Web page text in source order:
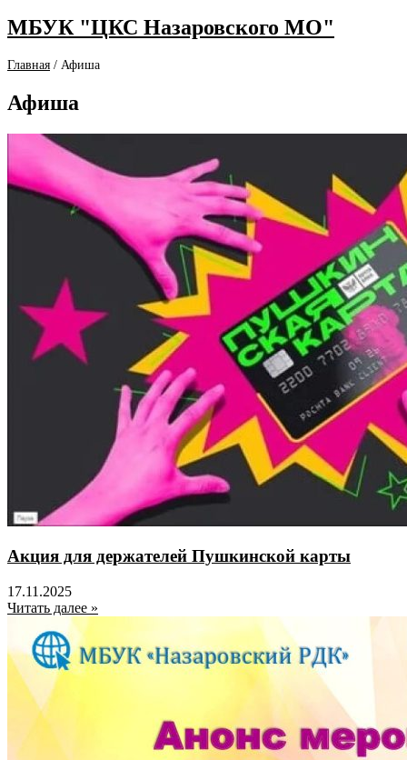
МБУК "ЦКС Назаровского МО"
Главная / Афиша
Афиша
Акция для держателей Пушкинской карты
17.11.2025
Читать далее »